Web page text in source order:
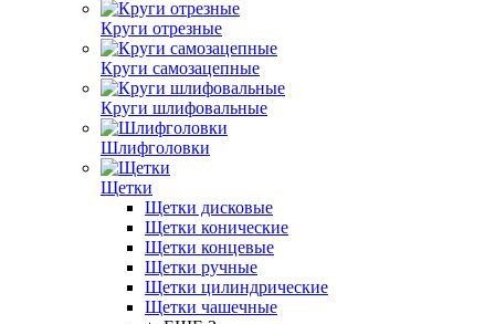
Круги отрезные
Круги самозацепные
Круги шлифовальные
Шлифголовки
Щетки
Щетки дисковые
Щетки конические
Щетки концевые
Щетки ручные
Щетки цилиндрические
Щетки чашечные